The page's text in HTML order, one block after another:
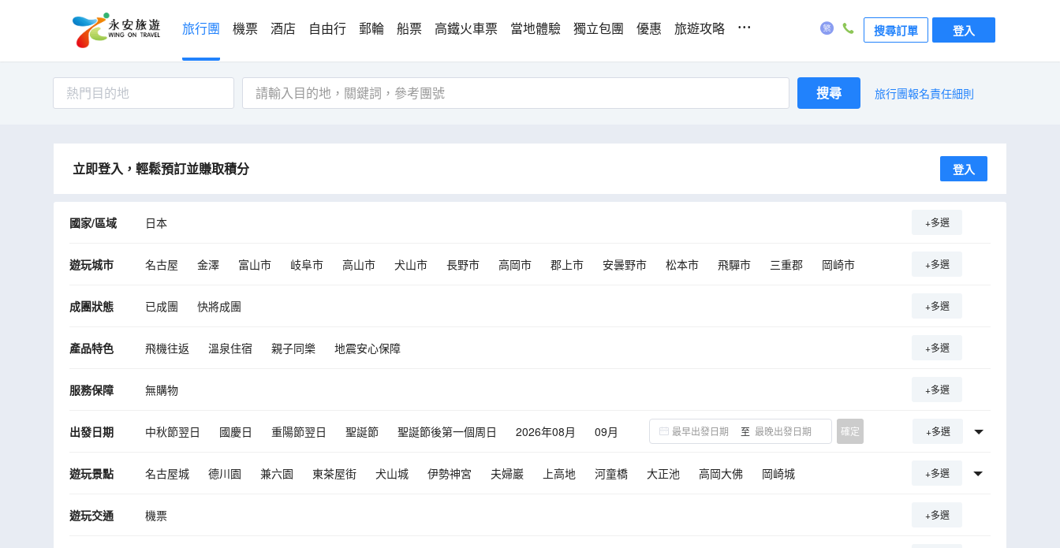
旅行團 機票 酒店 自由行 郵輪 船票 高鐵火車票 當地體驗 獨立包團 優惠 旅遊攻略 ... 搜尋訂單 登入
熱門目的地 搜尋 旅行團報名責任細則
立即登入，輕鬆預訂並賺取積分 登入
國家/區域 日本 +多選
遊玩城市 名古屋 金澤 富山市 岐阜市 高山市 犬山市 長野市 高岡市 郡上市 安曇野市 松本市 飛驒市 三重郡
岡崎市
+多選
成團狀態 已成團 快將成團 +多選
產品特色 飛機往返 溫泉住宿 親子同樂 地震安心保障 +多選
服務保障 無購物 +多選
出發日期 中秋節翌日 國慶日 重陽節翌日 聖誕節 聖誕節後第一個周日 2026年08月
09月
至 確定 +多選
遊玩景點 名古屋城 德川園 兼六園 東茶屋街 犬山城 伊勢神宮 夫婦巖 上高地 河童橋 大正池 高岡大佛
岡崎城
藤子·F·不二雄博物館
+多選
遊玩交通 機票 +多選